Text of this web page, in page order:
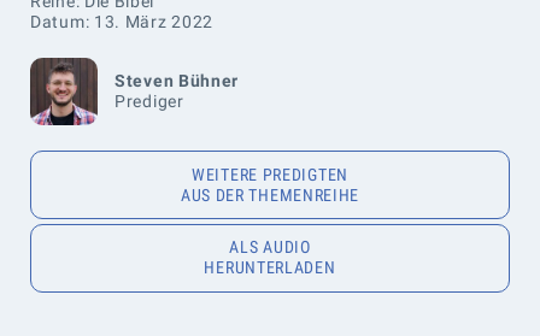
Datum: 13. März 2022
Steven Bühner
Prediger
WEITERE PREDIGTEN
AUS DER THEMENREIHE
ALS AUDIO
HERUNTERLADEN